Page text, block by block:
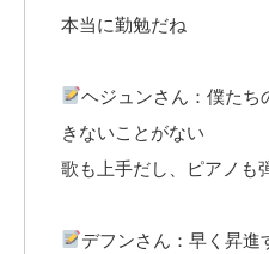
本当に勤勉だね
ヘジュンさん：僕たち
きないことがない
歌も上手だし、ピアノも
デフンさん：早く昇進